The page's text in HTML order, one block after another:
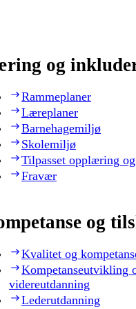
og
Rammeplaner
Læreplaner
Barnehagemiljø
Skolemiljø
Tilpasset opplæring
Fravær
og
Kvalitet og
Kompetanseutvikling
videreutdanning
Lederutdanning